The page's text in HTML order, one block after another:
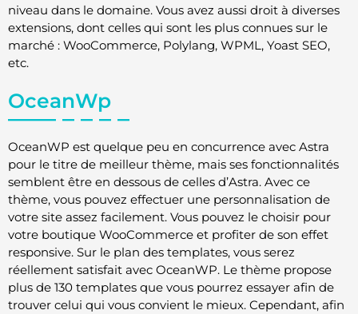
niveau dans le domaine. Vous avez aussi droit à diverses
extensions, dont celles qui sont les plus connues sur le
marché : WooCommerce, Polylang, WPML, Yoast SEO,
etc.
OceanWp
OceanWP est quelque peu en concurrence avec Astra
pour le titre de meilleur thème, mais ses fonctionnalités
semblent être en dessous de celles d’Astra. Avec ce
thème, vous pouvez effectuer une personnalisation de
votre site assez facilement. Vous pouvez le choisir pour
votre boutique WooCommerce et profiter de son effet
responsive. Sur le plan des templates, vous serez
réellement satisfait avec OceanWP. Le thème propose
plus de 130 templates que vous pourrez essayer afin de
trouver celui qui vous convient le mieux. Cependant, afin